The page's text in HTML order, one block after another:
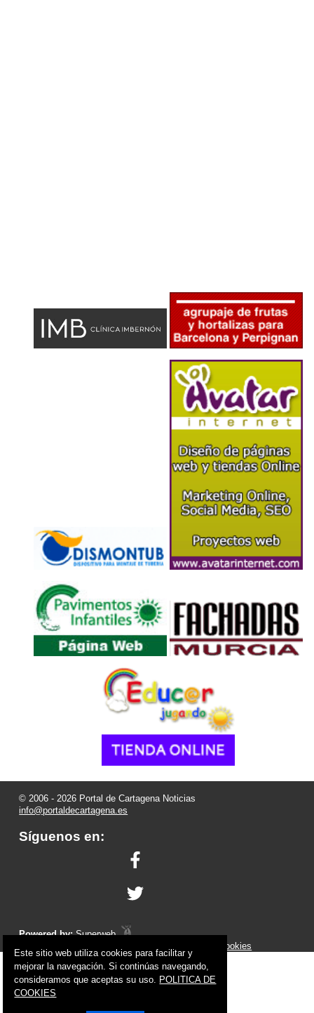
© 2006 - 2026 Portal de Cartagena Noticias
info@portaldecartagena.es
Síguenos en:
Powered by:Superweb
Política de Cookies
Este sitio web utiliza cookies para facilitar y
mejorar la navegación. Si continúas navegando,
consideramos que aceptas su uso. POLITICA DE
COOKIES